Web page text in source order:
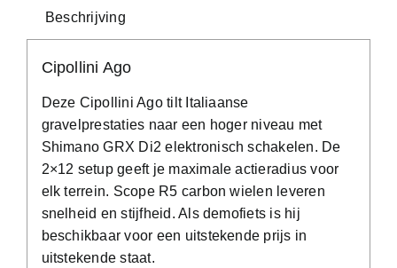
-
GRX
Di2
Scope
-
Demo
|
Premium
Beschrijving
Cipollini Ago
Deze Cipollini Ago tilt Italiaanse
gravelprestaties naar een hoger niveau met
Shimano GRX Di2 elektronisch schakelen. De
2×12 setup geeft je maximale actieradius voor
elk terrein. Scope R5 carbon wielen leveren
snelheid en stijfheid. Als demofiets is hij
beschikbaar voor een uitstekende prijs in
uitstekende staat.